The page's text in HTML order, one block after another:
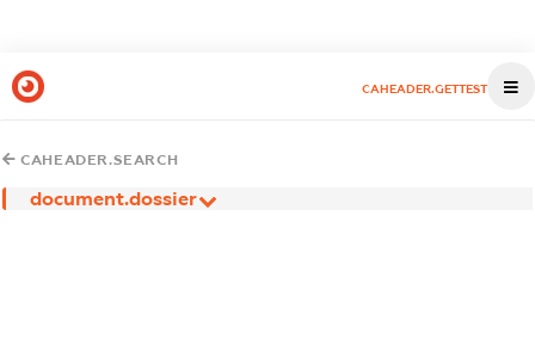
CAHEADER.GETTEST
CAHEADER.SEARCH
document.dossier